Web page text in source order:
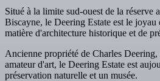
Situé à la limite sud-ouest de la réserve
Biscayne, le Deering Estate est le
matière d'architecture historique et de
Ancienne propriété de Charles
amateur d'art, le Deering Estate est
préservation naturelle et un musée.